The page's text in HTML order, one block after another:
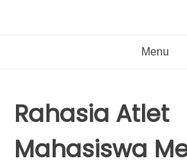
Menu
Rahasia Atlet
Mahasiswa